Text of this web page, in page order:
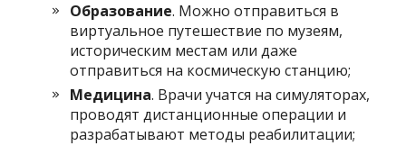
Образование. Можно отправиться в
виртуальное путешествие по музеям,
историческим местам или даже
отправиться на космическую станцию;
Медицина. Врачи учатся на симуляторах,
проводят дистанционные операции и
разрабатывают методы реабилитации;